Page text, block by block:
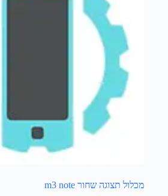
מכלול תצוגה שחור m3 note